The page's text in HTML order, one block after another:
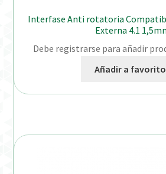
Interfase Anti rotatoria
Externa 4.1
Debe registrarse para añadir
Añadir a